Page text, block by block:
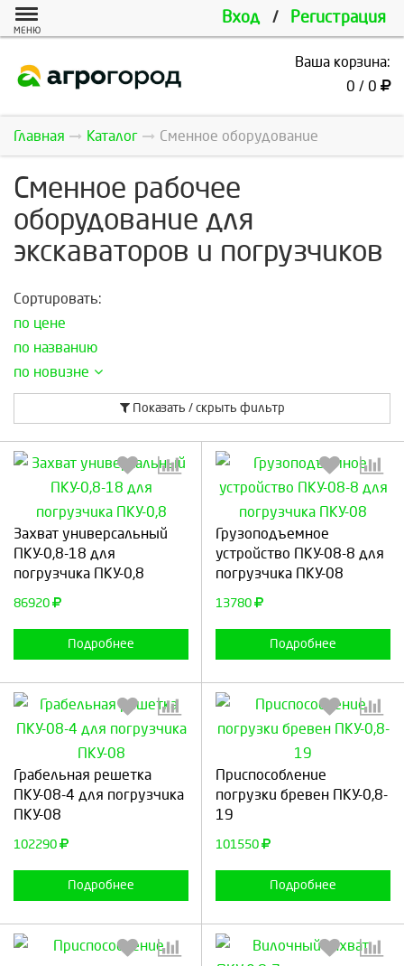
Вход / Регистрация
МЕНЮ
Ваша корзина:
0 / 0
Главная Каталог Сменное оборудование
Сменное рабочее
оборудование для
экскаваторов и погрузчиков
Сортировать:
по цене
по названию
по новизне
Показать / скрыть фильтр
Захват универсальный
ПКУ-0,8-18 для
погрузчика ПКУ-0,8
86920
Подробнее
Выберите количество:
Продолжить
Грузоподъемное
устройство ПКУ-08-8 для
погрузчика ПКУ-08
13780
Подробнее
Выберите количество:
Продолжить
Грабельная решетка
ПКУ-08-4 для погрузчика
ПКУ-08
102290
Подробнее
Выберите количество:
Продолжить
Приспособление
погрузки бревен ПКУ-0,8-
19
101550
Подробнее
Выберите количество:
Продолжить